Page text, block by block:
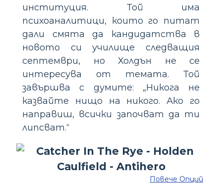
институция. Той има
психоаналитици, които го питат
дали смята да кандидатства в
новото си училище следващия
септември, но Холдън не се
интересува от темата. Той
завършва с думите: „Никога не
казвайте нищо на никого. Ако го
направиш, всички започват да ти
липсват.“
Повече Опций